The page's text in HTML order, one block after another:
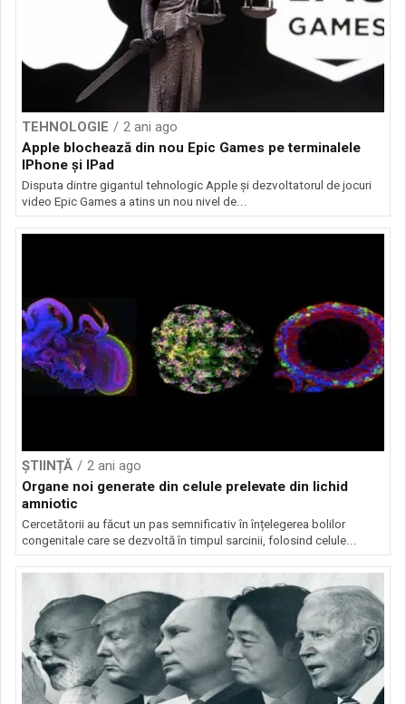
TEHNOLOGIE
2 ani ago
Apple blochează din nou Epic Games pe terminalele
IPhone și IPad
Disputa dintre gigantul tehnologic Apple și dezvoltatorul de jocuri
video Epic Games a atins un nou nivel de...
ȘTIINȚĂ
2 ani ago
Organe noi generate din celule prelevate din lichid
amniotic
Cercetătorii au făcut un pas semnificativ în înțelegerea bolilor
congenitale care se dezvoltă în timpul sarcinii, folosind celule...